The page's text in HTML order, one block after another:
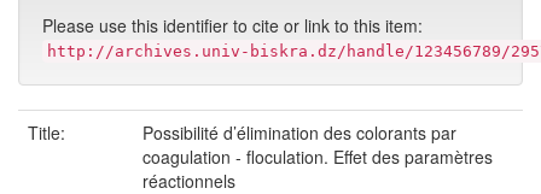
Please use this identifier to cite or link to this item:
http://archives.univ-biskra.dz/handle/123456789/
Title:
Possibilité d’élimination des colorants par
coagulation - floculation. Effet des paramètres
réactionnels